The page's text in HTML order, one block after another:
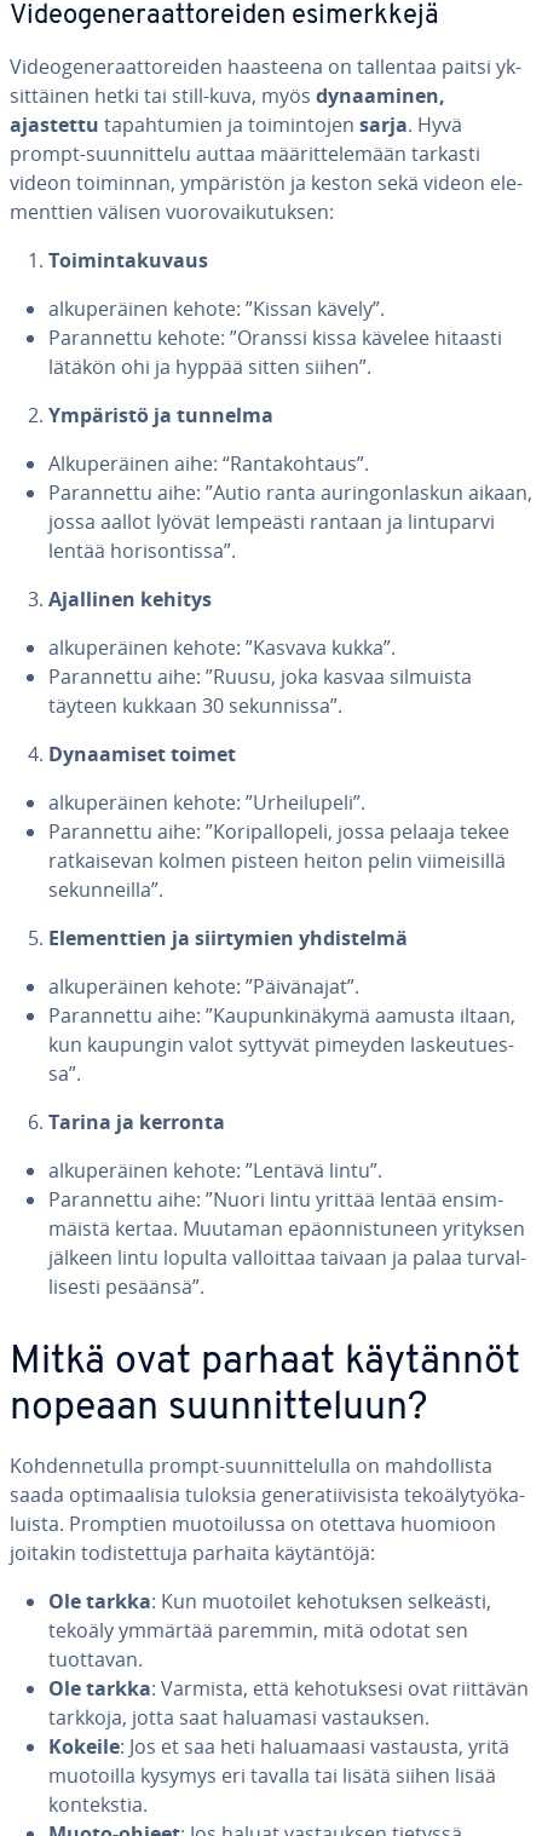
Vi­deo­ge­ne­raat­to­rei­den esi­merk­ke­jä
Vi­deo­ge­ne­raat­to­rei­den haasteena on tallentaa paitsi yk­
sit­täi­nen hetki tai still-kuva, myös dy­naa­mi­nen,
ajastettu ta­pah­tu­mien ja toi­min­to­jen sarja. Hyvä
prompt-suun­nit­te­lu auttaa mää­rit­te­le­mään tarkasti
videon toiminnan, ym­pä­ris­tön ja keston sekä videon ele­
ment­tien välisen vuo­ro­vai­ku­tuk­sen:
Toi­min­ta­ku­vaus
al­ku­pe­räi­nen kehote: ”Kissan kävely”.
Pa­ran­net­tu kehote: ”Oranssi kissa kävelee hitaasti
lätäkön ohi ja hyppää sitten siihen”.
Ympäristö ja tunnelma
Al­ku­pe­räi­nen aihe: “Ran­ta­koh­taus”.
Pa­ran­net­tu aihe: ”Autio ranta au­rin­gon­las­kun aikaan,
jossa aallot lyövät lempeästi rantaan ja lin­tu­par­vi
lentää ho­ri­son­tis­sa”.
Ajallinen kehitys
al­ku­pe­räi­nen kehote: ”Kasvava kukka”.
Pa­ran­net­tu aihe: ”Ruusu, joka kasvaa silmuista
täyteen kukkaan 30 se­kun­nis­sa”.
Dy­naa­mi­set toimet
al­ku­pe­räi­nen kehote: ”Ur­hei­lu­pe­li”.
Pa­ran­net­tu aihe: ”Ko­ri­pal­lo­pe­li, jossa pelaaja tekee
rat­kai­se­van kolmen pisteen heiton pelin vii­mei­sil­lä
se­kun­neil­la”.
Ele­ment­tien ja siir­ty­mien yh­dis­tel­mä
al­ku­pe­räi­nen kehote: ”Päi­vä­na­jat”.
Pa­ran­net­tu aihe: ”Kau­pun­ki­nä­ky­mä aamusta iltaan,
kun kaupungin valot syttyvät pimeyden las­keu­tues­
sa”.
Tarina ja kerronta
al­ku­pe­räi­nen kehote: ”Lentävä lintu”.
Pa­ran­net­tu aihe: ”Nuori lintu yrittää lentää en­sim­
mäis­tä kertaa. Muutaman epä­on­nis­tu­neen yrityksen
jälkeen lintu lopulta val­loit­taa taivaan ja palaa tur­val­
li­ses­ti pesäänsä”.
Mitkä ovat parhaat käytännöt
nopeaan suun­nit­te­luun?
Koh­den­ne­tul­la prompt-suun­nit­te­lul­la on mah­dol­lis­ta
saada op­ti­maa­li­sia tuloksia ge­ne­ra­tii­vi­sis­ta te­ko­ä­ly­työ­ka­
luis­ta. Promptien muo­toi­lus­sa on otettava huomioon
joitakin to­dis­tet­tu­ja parhaita käy­tän­tö­jä:
Ole tarkka: Kun muotoilet ke­ho­tuk­sen selkeästi,
tekoäly ymmärtää paremmin, mitä odotat sen
tuottavan.
Ole tarkka: Varmista, että ke­ho­tuk­se­si ovat riittävän
tarkkoja, jotta saat haluamasi vas­tauk­sen.
Kokeile: Jos et saa heti ha­lua­maa­si vastausta, yritä
muotoilla kysymys eri tavalla tai lisätä siihen lisää
kon­teks­tia.